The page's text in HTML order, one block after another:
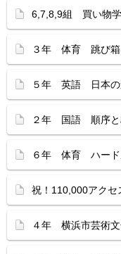
6,7,8,9組 買い物
３年 体育 跳び箱
５年 英語 日本の
２年 国語 順序と
６年 体育 ハード
祝！110,000アクセ
４年 横浜市芸術文